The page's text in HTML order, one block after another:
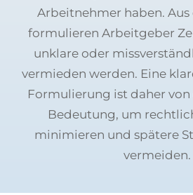
Arbeitnehmer haben. Aus
formulieren Arbeitgeber
unklare oder
vermieden werden. Eine
Formulierung ist daher
Bedeutung, um
minimieren und spätere
vermeiden.